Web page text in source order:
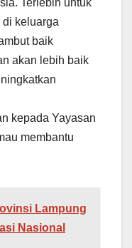
Terlebih untuk
keluarga
baik
akan lebih baik
kepada Yayasan
membantu
Lampung
Nasional